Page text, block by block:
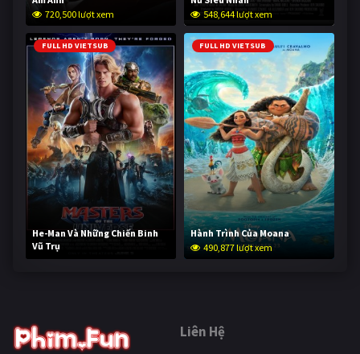
720,500 lượt xem
548,644 lượt xem
FULL HD VIETSUB
He-Man Và Những Chiến Binh
Vũ Trụ
239,635 lượt xem
FULL HD VIETSUB
Hành Trình Của Moana
490,877 lượt xem
Liên Hệ